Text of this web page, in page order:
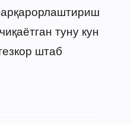
туну кун
штаб